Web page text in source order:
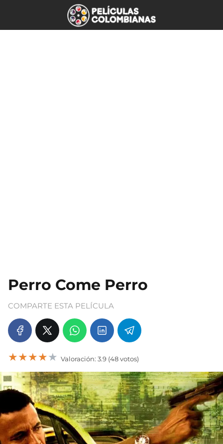
Perro Come Perro
COMPARTE ESTA PELÍCULA
★★★★★ Valoración: 3.9 (48 votos)